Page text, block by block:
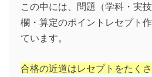
この中には、問題（学科・実
欄・算定のポイントレセプト
ています。
合格の近道はレセプトをたくさ